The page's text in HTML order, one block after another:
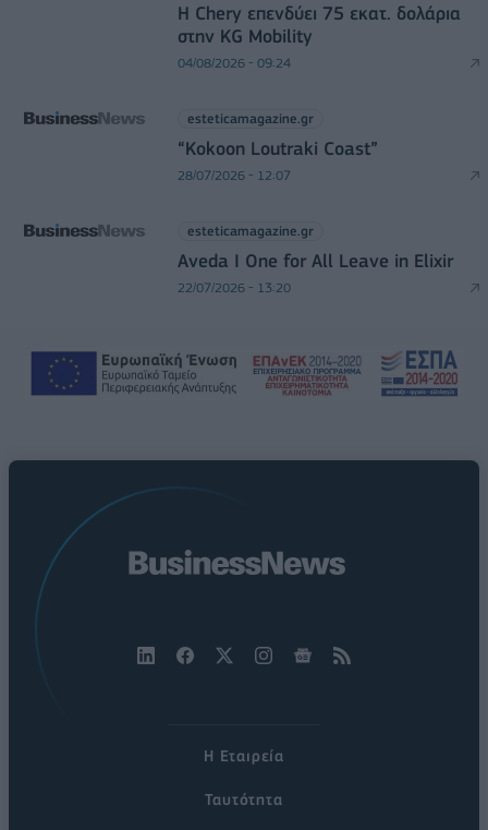
Η Chery επενδύει 75 εκατ. δολάρια
στην KG Mobility
04/08/2026 - 09:24
esteticamagazine.gr
“Kokoon Loutraki Coast”
28/07/2026 - 12:07
esteticamagazine.gr
Aveda I One for All Leave in Elixir
22/07/2026 - 13:20
Η Εταιρεία
Ταυτότητα